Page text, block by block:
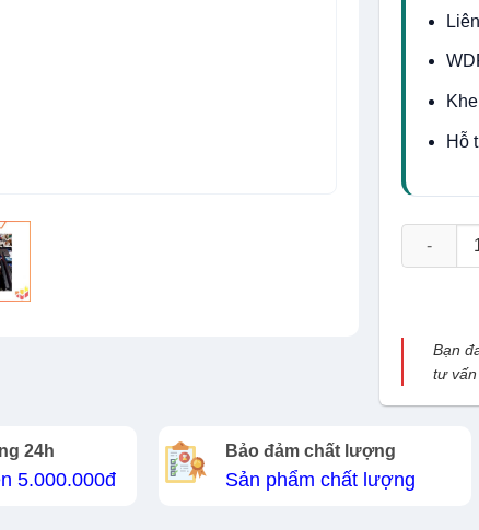
Hỗ
Camera
Bạn
tư vấn
24h
5.000.000đ
Bảo đảm chất lượng
Sản phẩm chất lượng